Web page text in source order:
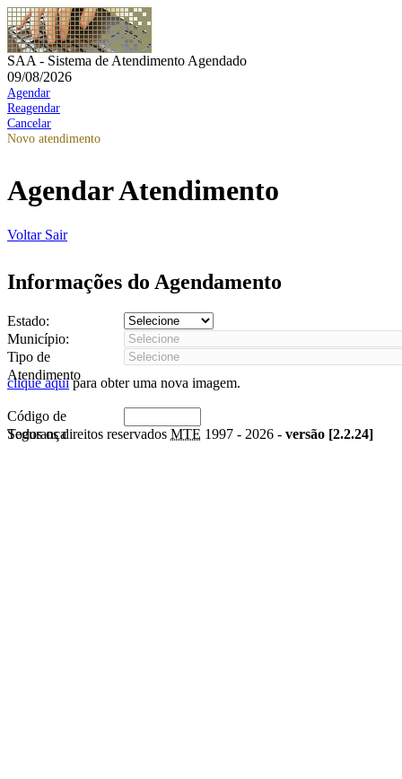
SAA - Sistema de Atendimento Agendado
09/08/2026
Agendar
Reagendar
Cancelar
Novo atendimento
Agendar Atendimento
Voltar Sair
Informações do Agendamento
Estado:
Município:
Tipo de
Atendimento
clique aquipara obter uma nova imagem.
Código de
Segurança
Todos os direitos reservados MTE 1997 - 2026 - versão [2.2.24]